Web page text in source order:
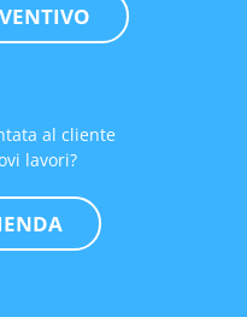
al cliente
lavori?